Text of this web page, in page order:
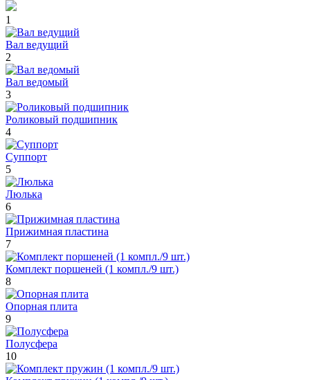
1
Вал ведущий
2
Вал ведомый
3
Роликовый подшипник
4
Суппорт
5
Люлька
6
Прижимная пластина
7
Комплект поршеней (1 компл./9 шт.)
8
Опорная плита
9
Полусфера
10